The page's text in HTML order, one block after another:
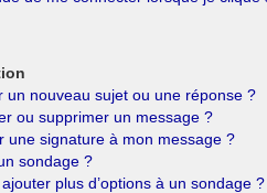
un nouveau sujet ou une réponse ?
ou supprimer un message ?
une signature à mon message ?
sondage ?
plus d’options à un sondage ?